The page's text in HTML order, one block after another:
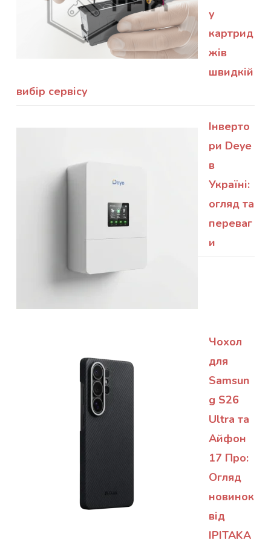
у
картрид
жів
швидкій
вибір сервісу
Інверто
ри Deye
в
Україні:
огляд та
переваг
и
Чохол
для
Samsun
g S26
Ultra та
Айфон
17 Про:
Огляд
новинок
від
IPITAKA